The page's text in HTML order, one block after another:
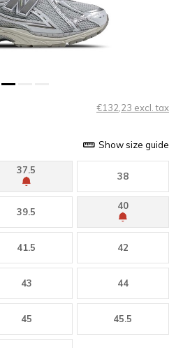
€132,23 excl. tax
Show size guide
37.5
38
39.5
40
41.5 42
43 44
45 45.5